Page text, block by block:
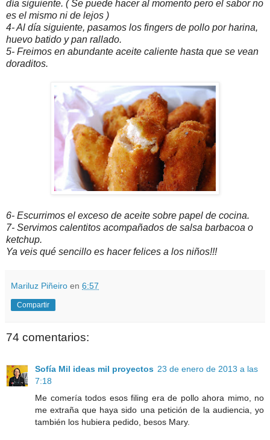
día siguiente. ( Se puede hacer al momento pero el sabor no
es el mismo ni de lejos )
4- Al día siguiente, pasamos los fingers de pollo por harina,
huevo batido y pan rallado.
5- Freimos en abundante aceite caliente hasta que se vean
doraditos.
6- Escurrimos el exceso de aceite sobre papel de cocina.
7- Servimos calentitos acompañados de salsa barbacoa o
ketchup.
Ya veis qué sencillo es hacer felices a los niños!!!
Mariluz Piñeiro en 6:57
Compartir
74 comentarios:
Sofía Mil ideas mil proyectos 23 de enero de 2013 a las
7:18
Me comería todos esos filing era de pollo ahora mimo, no
me extraña que haya sido una petición de la audiencia, yo
también los hubiera pedido, besos Mary.